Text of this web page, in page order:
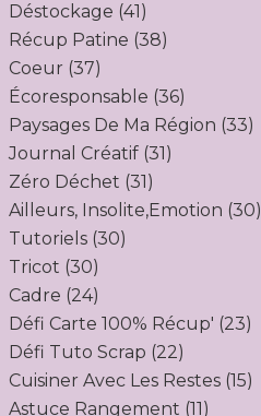
Déstockage (41)
Récup Patine (38)
Coeur (37)
Écoresponsable (36)
Paysages De Ma Région (33)
Journal Créatif (31)
Zéro Déchet (31)
Ailleurs, Insolite,emotion (30)
Tutoriels (30)
Tricot (30)
Cadre (24)
Défi Carte 100% Récup' (23)
Défi Tuto Scrap (22)
Cuisiner Avec Les Restes (15)
Astuce Rangement (11)